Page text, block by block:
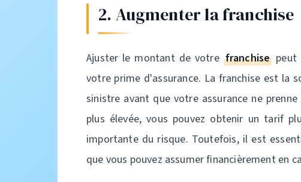
2. Augmenter la franchise
Ajuster le montant de votre franchise peut
votre prime d'assurance. La franchise est la
sinistre avant que votre assurance ne
plus élevée, vous pouvez obtenir un tarif
importante du risque. Toutefois, il est
que vous pouvez assumer financièrement en